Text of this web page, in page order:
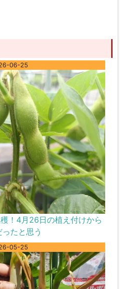
06-25
！4月26日の植え付けから
たと思う
05-25